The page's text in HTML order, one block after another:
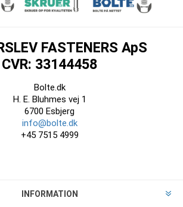
FASTENERS ApS
CVR: 33144458
Bolte.dk
H. E. Bluhmes vej 1
6700 Esbjerg
info@bolte.dk
+45 7515 4999
INFORMATION